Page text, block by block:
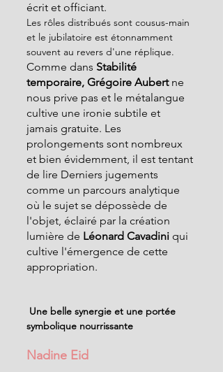
écrit et officiant.
Les rôles distribués sont cousus-main
et le jubilatoire est étonnamment
souvent au revers d'une réplique.
Comme dans Stabilité
temporaire, Grégoire Aubert ne
nous prive pas et le métalangue
cultive une ironie subtile et
jamais gratuite. Les
prolongements sont nombreux
et bien évidemment, il est tentant
de lire Derniers jugements
comme un parcours analytique
où le sujet se dépossède de
l'objet, éclairé par la création
lumière de Léonard Cavadini qui
cultive l'émergence de cette
appropriation.
symbolique nourrissante
Nadine Eid